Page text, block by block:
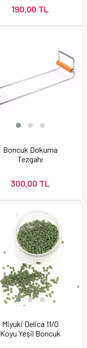
190,00 TL
Boncuk Dokuma
Tezgahı
300,00 TL
Miyuki Delica 11/0
Koyu Yeşil Boncuk